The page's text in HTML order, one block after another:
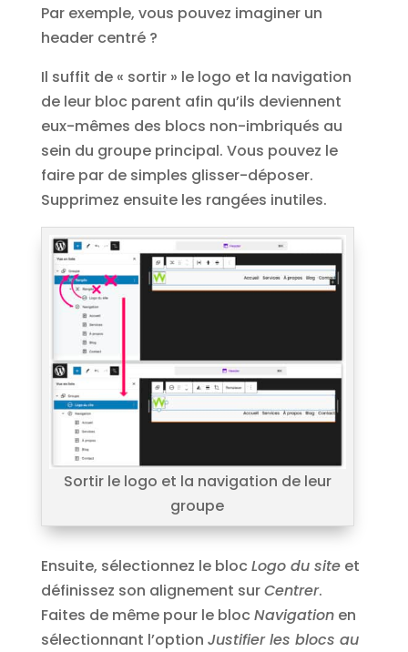
Par exemple, vous pouvez imaginer un
header centré ?
Il suffit de « sortir » le logo et la navigation
de leur bloc parent afin qu’ils deviennent
eux-mêmes des blocs non-imbriqués au
sein du groupe principal. Vous pouvez le
faire par de simples glisser-déposer.
Supprimez ensuite les rangées inutiles.
Sortir le logo et la navigation de leur
groupe
Ensuite, sélectionnez le bloc Logo du siteet
définissez son alignement surCentrer.
Faites de même pour le bloc Navigationen
sélectionnant l’option Justifier les blocs au